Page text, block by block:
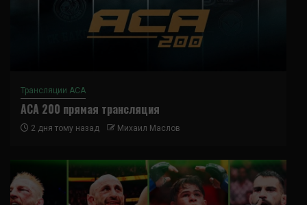
Трансляции ACA
ACA 200 прямая трансляция
2 дня тому назад Михаил Маслов